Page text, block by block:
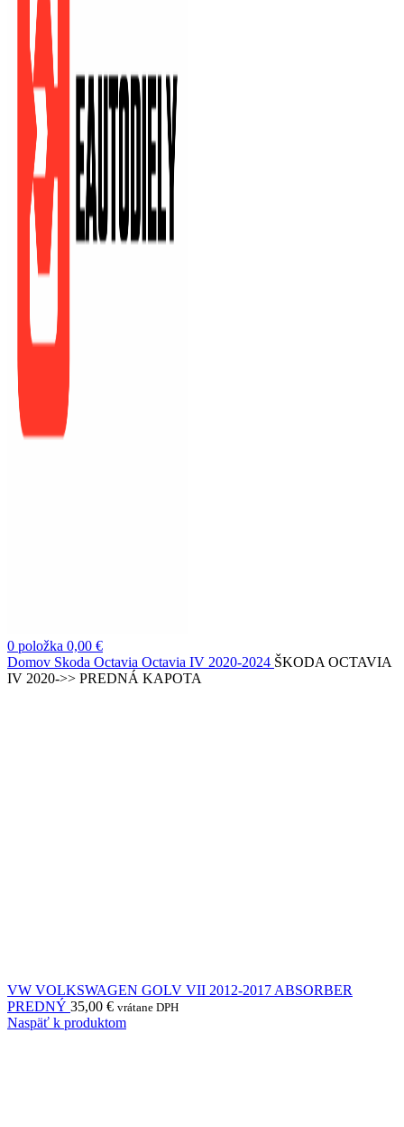
0 položka 0,00 €
Domov Skoda Octavia Octavia IV 2020-2024 ŠKODA OCTAVIA
IV 2020->> PREDNÁ KAPOTA
VW VOLKSWAGEN GOLV VII 2012-2017 ABSORBER
PREDNÝ 35,00 € vrátane DPH
Naspäť k produktom